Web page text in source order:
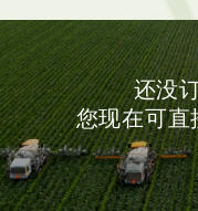
还没
您现在可直